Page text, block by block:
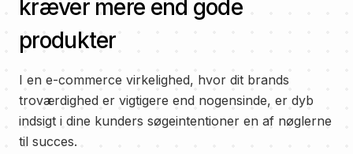
kræver mere end gode
produkter
I en e-commerce virkelighed, hvor dit brands
troværdighed er vigtigere end nogensinde, er dyb
indsigt i dine kunders søgeintentioner en af nøglerne
til succes.